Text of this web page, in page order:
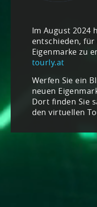
Im August 2024
entschieden,
Eigenmarke zu
tourly.at
Werfen Sie ein
neuen
Dort finden Sie
den virtuellen